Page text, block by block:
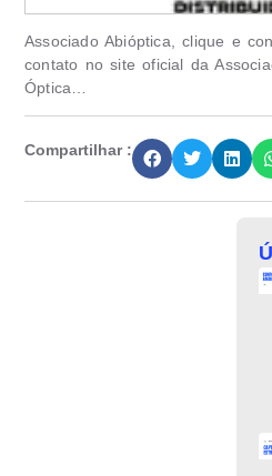
Associado Abióptica, clique e
contato no site oficial da
Óptica…
Compartilhar :